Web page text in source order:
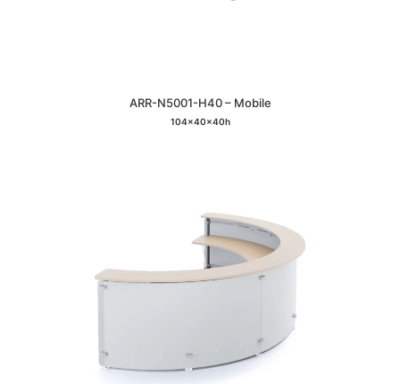
ARR-N5001-H40 – Mobile
104x40x40h